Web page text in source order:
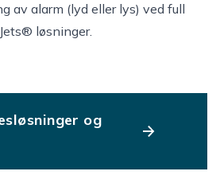
av alarm (lyd eller lys) ved full
løsninger.
og